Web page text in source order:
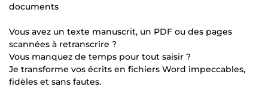
documents
Vous avez un texte manuscrit, un PDF ou des pages
scannées à retranscrire ?
Vous manquez de temps pour tout saisir ?
Je transforme vos écrits en fichiers Word impeccables,
fidèles et sans fautes.